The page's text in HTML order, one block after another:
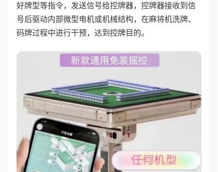
好牌型等指令，发送信号给控牌器，控牌器接收到信
号后驱动内部微型电机或机械结构，在麻将机洗牌、
码牌过程中进行干预，达到控牌目的。